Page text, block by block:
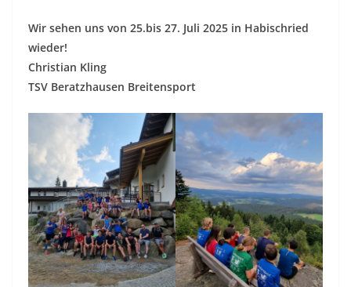
Wir sehen uns von 25.bis 27. Juli 2025 in Habischried
wieder!
Christian Kling
TSV Beratzhausen Breitensport